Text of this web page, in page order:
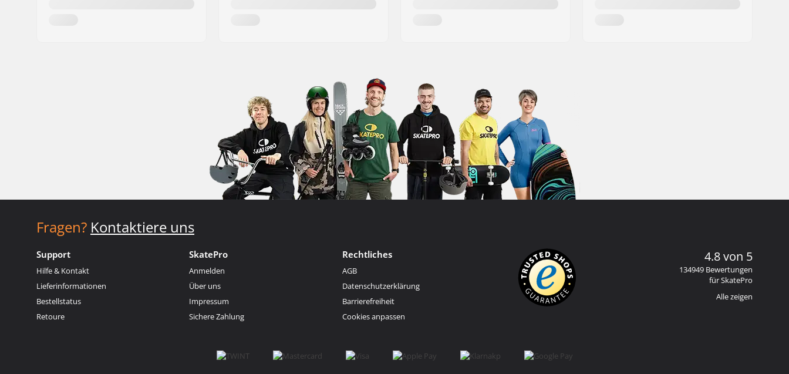
Fragen? Kontaktiere uns
Support
Hilfe & Kontakt
Lieferinformationen
Bestellstatus
Retoure
SkatePro
Anmelden
Über uns
Impressum
Sichere Zahlung
Rechtliches
AGB
Datenschutzerklärung
Barrierefreiheit
Cookies anpassen
4.8 von 5
134949 Bewertungen
für SkatePro
Alle zeigen